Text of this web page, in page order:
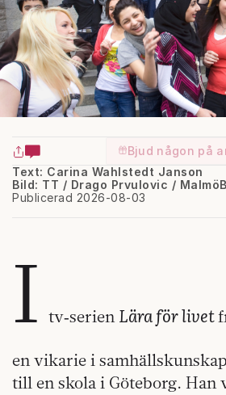
Bjud någon på
Text: Carina Wahlstedt Janson
Publicerad 2026-08-03
Bild: TT / Drago Prvulovic /
I tv‑serien Lära för livet
en vikarie i
till en skola i Göteborg. Han